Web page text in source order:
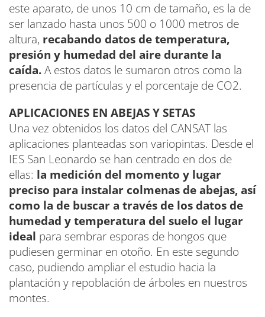
este aparato, de unos 10 cm de tamaño, es la de
ser lanzado hasta unos 500 o 1000 metros de
altura, recabando datos de temperatura,
presión y humedad del aire durante la
caída.A estos datos le sumaron otros como la
presencia de partículas y el porcentaje de CO2.
APLICACIONES EN ABEJAS Y SETAS
Una vez obtenidos los datos del CANSAT las
aplicaciones planteadas son variopintas. Desde el
IES San Leonardo se han centrado en dos de
ellas: la medición del momento y lugar
preciso para instalar colmenas de abejas, así
como la de buscar a través de los datos de
humedad y temperatura del suelo el lugar
ideal para sembrar esporas de hongos que
pudiesen germinar en otoño. En este segundo
caso, pudiendo ampliar el estudio hacia la
plantación y repoblación de árboles en nuestros
montes.